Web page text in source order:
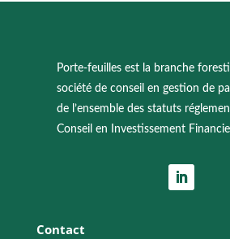
Porte-feuilles est la branche
société de conseil en gestion de
de l’ensemble des statuts
Conseil en Investissement
Contact